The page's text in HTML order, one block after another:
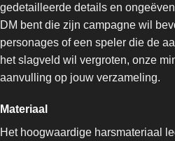
gedetailleerde details en
DM bent die zijn campagne wil
personages of een speler die de
het slagveld wil vergroten, onze
aanvulling op jouw verzameling.
Materiaal
Het hoogwaardige harsmateriaal